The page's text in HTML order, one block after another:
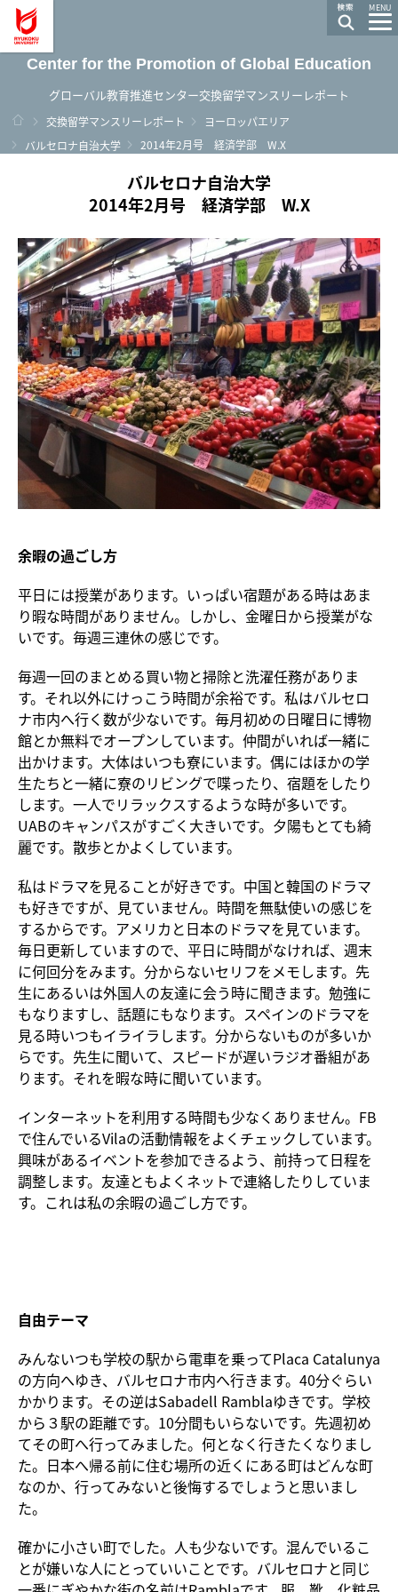
MENU
Center for the Promotion of Global Education
グローバル教育推進センター交換留学マンスリーレポート
ホーム
交換留学マンスリーレポート
ヨーロッパエリア
バルセロナ自治大学
2014年2月号 経済学部 W.X
バルセロナ自治大学
2014年2月号 経済学部 W.X
余暇の過ごし方
平日には授業があります。いっぱい宿題がある時はあま
り暇な時間がありません。しかし、金曜日から授業がな
いです。毎週三連休の感じです。
毎週一回のまとめる買い物と掃除と洗濯任務がありま
す。それ以外にけっこう時間が余裕です。私はバルセロ
ナ市内へ行く数が少ないです。毎月初めの日曜日に博物
館とか無料でオープンしています。仲間がいれば一緒に
出かけます。大体はいつも寮にいます。偶にはほかの学
生たちと一緒に寮のリビングで喋ったり、宿題をしたり
します。一人でリラックスするような時が多いです。
UABのキャンパスがすごく大きいです。夕陽もとても綺
麗です。散歩とかよくしています。
私はドラマを見ることが好きです。中国と韓国のドラマ
も好きですが、見ていません。時間を無駄使いの感じを
するからです。アメリカと日本のドラマを見ています。
毎日更新していますので、平日に時間がなければ、週末
に何回分をみます。分からないセリフをメモします。先
生にあるいは外国人の友達に会う時に聞きます。勉強に
もなりますし、話題にもなります。スペインのドラマを
見る時いつもイライラします。分からないものが多いか
らです。先生に聞いて、スピードが遅いラジオ番組があ
ります。それを暇な時に聞いています。
インターネットを利用する時間も少なくありません。FB
で住んでいるVilaの活動情報をよくチェックしています。
興味があるイベントを参加できるよう、前持って日程を
調整します。友達ともよくネットで連絡したりしていま
す。これは私の余暇の過ごし方です。
自由テーマ
みんないつも学校の駅から電車を乗ってPlaca Catalunya
の方向へゆき、バルセロナ市内へ行きます。40分ぐらい
かかります。その逆はSabadell Ramblaゆきです。学校
から３駅の距離です。10分間もいらないです。先週初め
てその町へ行ってみました。何となく行きたくなりまし
た。日本へ帰る前に住む場所の近くにある町はどんな町
なのか、行ってみないと後悔するでしょうと思いまし
た。
確かに小さい町でした。人も少ないです。混んでいるこ
とが嫌いな人にとっていいことです。バルセロナと同じ